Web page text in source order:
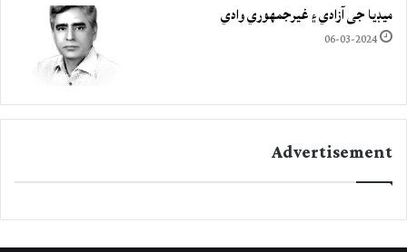
ميڊيا جي آزادي ۽ غيرجمھوري وادي
06-03-2024
Advertisement